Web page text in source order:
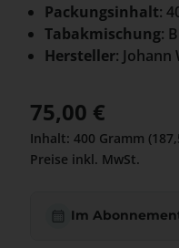
Packungsinhalt:
Tabakmischung:
Hersteller: Johann
Regulärer Preis:
75,00 €
Inhalt: 400 Gramm
Preise inkl. MwSt.
Im